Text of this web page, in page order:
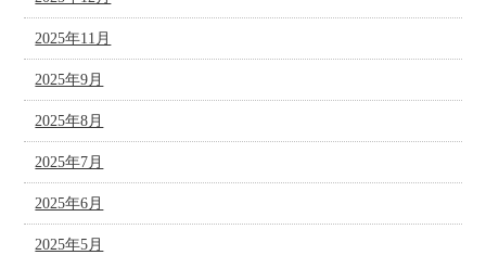
2025年11月
2025年9月
2025年8月
2025年7月
2025年6月
2025年5月